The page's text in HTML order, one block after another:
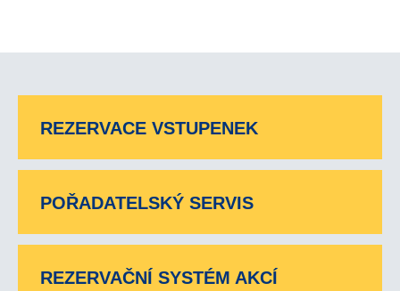
REZERVACE VSTUPENEK
POŘADATELSKÝ SERVIS
REZERVAČNÍ SYSTÉM AKCÍ